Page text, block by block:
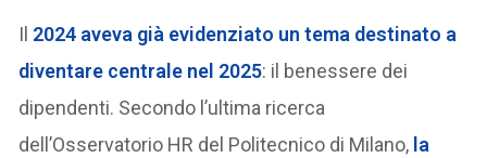
Il 2024 aveva già evidenziato un tema destinato a
diventare centrale nel 2025: il benessere dei
dipendenti. Secondo l’ultima ricerca
dell’Osservatorio HR del Politecnico di Milano, la